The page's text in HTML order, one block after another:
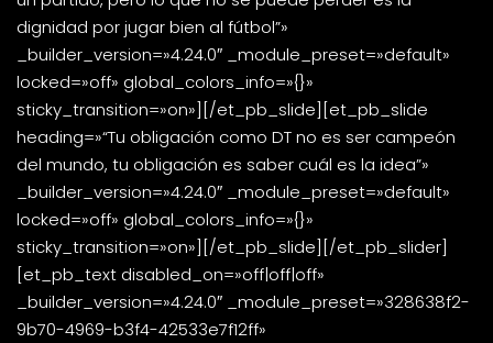
dignidad por jugar bien al fútbol”»
_builder_version=»4.24.0″ _module_preset=»default»
locked=»off» global_colors_info=»{}»
sticky_transition=»on»][/et_pb_slide][et_pb_slide
heading=»“Tu obligación como DT no es ser campeón
del mundo, tu obligación es saber cuál es la idea”»
_builder_version=»4.24.0″ _module_preset=»default»
locked=»off» global_colors_info=»{}»
sticky_transition=»on»][/et_pb_slide][/et_pb_slider]
[et_pb_text disabled_on=»off|off|off»
_builder_version=»4.24.0″ _module_preset=»328638f2-
9b70-4969-b3f4-42533e7f12ff»